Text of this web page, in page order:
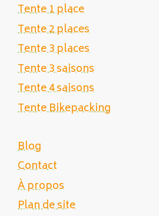
Tente 1 place
Tente 2 places
Tente 3 places
Tente 3 saisons
Tente 4 saisons
Tente Bikepacking
Blog
Contact
À propos
Plan de site